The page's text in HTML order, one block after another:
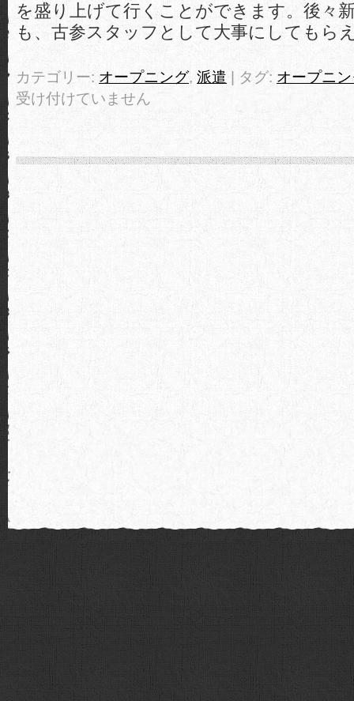
を盛り上げて行くことができます。後々
も、古参スタッフとして大事にしてもら
カテゴリー: オープニング, 派遣 | タグ: オープニ
受け付けていません